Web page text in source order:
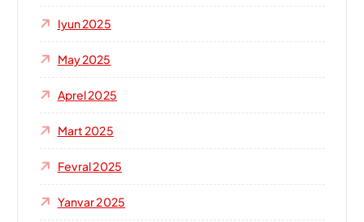
Iyun 2025
May 2025
Aprel 2025
Mart 2025
Fevral 2025
Yanvar 2025